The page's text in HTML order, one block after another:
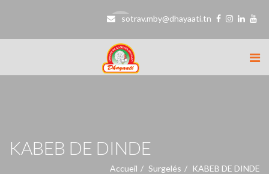
sotrav.mby@dhayaati.tn
KABEB DE DINDE
Accueil Surgelés KABEB DE DINDE